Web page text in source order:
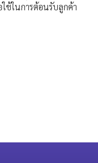
ช้ในการต้อนรับลูกค้า